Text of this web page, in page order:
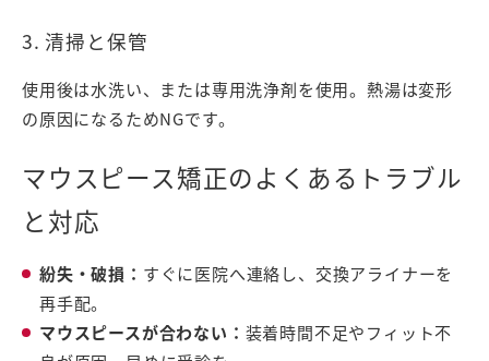
3. 清掃と保管
使用後は水洗い、または専用洗浄剤を使用。熱湯は変形
の原因になるためNGです。
マウスピース矯正のよくあるトラブル
と対応
紛失・破損： すぐに医院へ連絡し、交換アライナーを
再手配。
マウスピースが合わない： 装着時間不足やフィット不